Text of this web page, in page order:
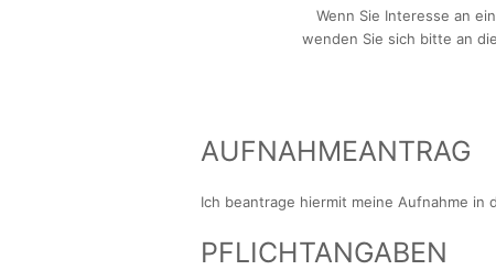
Wenn Sie Interesse an
wenden Sie sich bitte an
AUFNAHMEANTRAG
Ich beantrage hiermit meine Aufnahme in
PFLICHTANGABEN